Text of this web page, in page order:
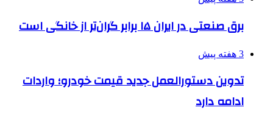
برق صنعتی در ایران ۱۵ برابر گران‌تر از خانگی است
3 هفته پیش
تدوین دستورالعمل جدید قیمت خودرو؛ واردات
ادامه دارد